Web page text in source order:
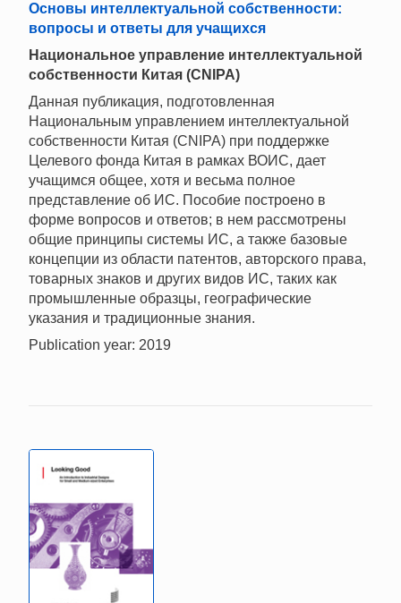
Основы интеллектуальной собственности:
вопросы и ответы для учащихся
Национальное управление интеллектуальной
собственности Китая (CNIPA)
Данная публикация, подготовленная
Национальным управлением интеллектуальной
собственности Китая (CNIPA) при поддержке
Целевого фонда Китая в рамках ВОИС, дает
учащимся общее, хотя и весьма полное
представление об ИС. Пособие построено в
форме вопросов и ответов; в нем рассмотрены
общие принципы системы ИС, а также базовые
концепции из области патентов, авторского права,
товарных знаков и других видов ИС, таких как
промышленные образцы, географические
указания и традиционные знания.
Publication year: 2019